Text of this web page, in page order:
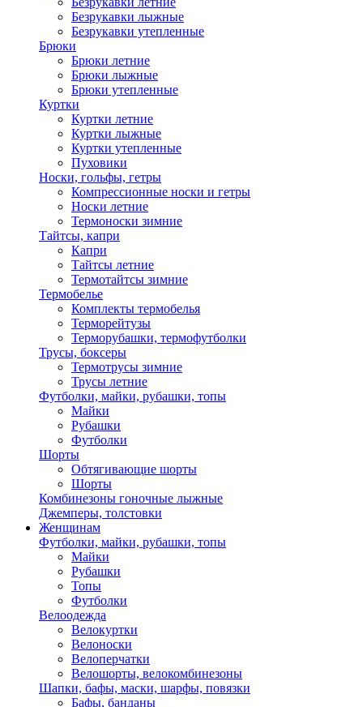
Безрукавки лыжные
Безрукавки утепленные
Брюки
Брюки летние
Брюки лыжные
Брюки утепленные
Куртки
Куртки летние
Куртки лыжные
Куртки утепленные
Пуховики
Носки, гольфы, гетры
Компрессионные носки и гетры
Носки летние
Термоноски зимние
Тайтсы, капри
Капри
Тайтсы летние
Термотайтсы зимние
Термобелье
Комплекты термобелья
Терморейтузы
Терморубашки, термофутболки
Трусы, боксеры
Термотрусы зимние
Трусы летние
Футболки, майки, рубашки, топы
Майки
Рубашки
Футболки
Шорты
Обтягивающие шорты
Шорты
Комбинезоны гоночные лыжные
Джемперы, толстовки
Женщинам
Футболки, майки, рубашки, топы
Майки
Рубашки
Топы
Футболки
Велоодежда
Велокуртки
Велоноски
Велоперчатки
Велошорты, велокомбинезоны
Шапки, бафы, маски, шарфы, повязки
Бафы, банданы